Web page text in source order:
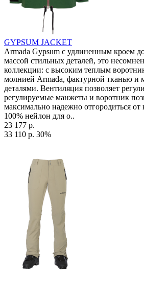
GYPSUM JACKET
Armada Gypsum с удлиненным кроем
массой стильных деталей, это
коллекции: с высоким теплым
молнией Armada, фактурной тканью и
деталями. Вентиляция позволяет
регулируемые манжеты и воротник
максимально надежно отгородиться
100% нейлон для о..
23 177 р.
33 110 р. 30%